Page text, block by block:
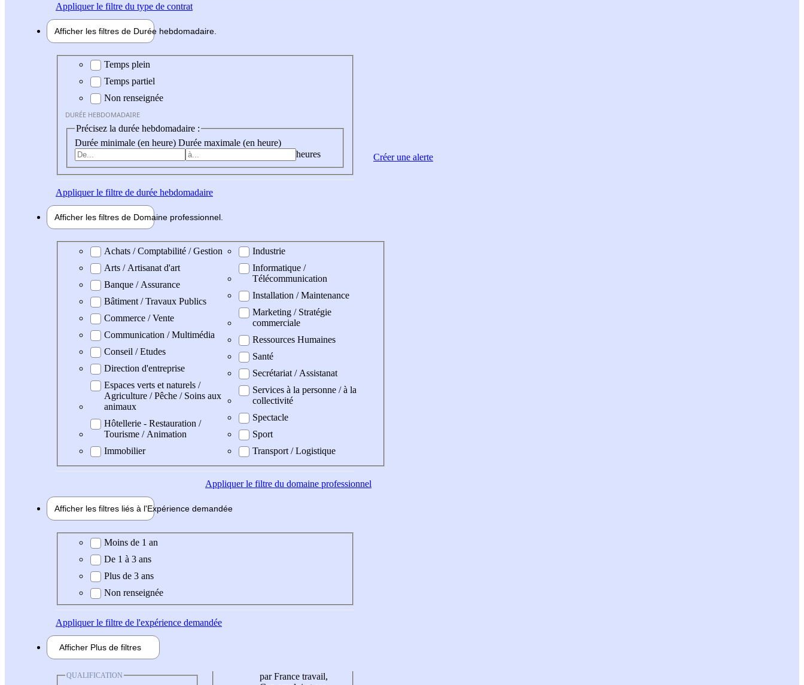
Appliquerle filtre du type de contrat
Afficher les filtres de Durée hebdomadaire
Durée hebdomadaire
Temps plein
Temps partiel
Non renseignée
DURÉE HEBDOMADAIRE
Précisez la durée hebdomadaire :
Durée minimale (en heure) Durée maximale (en heure)
heures
Appliquerle filtre de durée hebdomadaire
Afficher les filtres de Domaine professionnel
Domaine professionel
Achats / Comptabilité / Gestion
Arts / Artisanat d'art
Banque / Assurance
Bâtiment / Travaux Publics
Commerce / Vente
Communication / Multimédia
Conseil / Etudes
Direction d'entreprise
Espaces verts et naturels /
Agriculture / Pêche / Soins aux
animaux
Hôtellerie - Restauration /
Tourisme / Animation
Immobilier
Industrie
Informatique /
Télécommunication
Installation / Maintenance
Marketing / Stratégie
commerciale
Ressources Humaines
Santé
Secrétariat / Assistanat
Services à la personne / à la
collectivité
Spectacle
Sport
Transport / Logistique
Appliquerle filtre du domaine professionnel
Afficher les filtres liés à l'Expérience demandée
Expérience demandée
Moins de 1 an
De 1 à 3 ans
Plus de 3 ans
Non renseignée
Appliquerle filtre de l'expérience demandée
Afficher Plus de filtres
QUALIFICATION
par France travail,
Créer une alerte